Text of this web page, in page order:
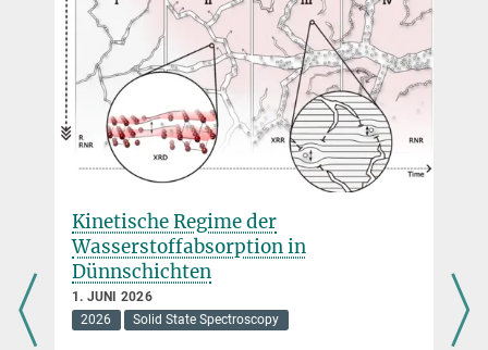
b.keimer@...
Kinetische Regime der
Wasserstoffabsorption in
Dünnschichten
1. JUNI 2026
2026
Solid State Spectroscopy